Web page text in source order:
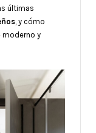
últimas
, y cómo
moderno y